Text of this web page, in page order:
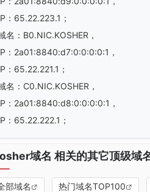
：65.22.223.1；
名：B0.NIC.KOSHER，
：2a01:8840:d7:0:0:0:0:1，
：65.22.221.1；
名：C0.NIC.KOSHER，
：2a01:8840:d8:0:0:0:0:1，
：65.22.222.1；
域名 相关的其它顶级域
部域名 热门域名TOP100